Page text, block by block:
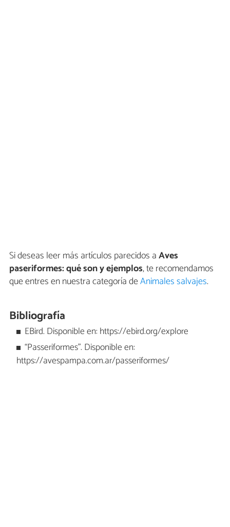
Si deseas leer más artículos parecidos aAves
paseriformes: qué son y ejemplos, te recomendamos
que entres en nuestra categoría deAnimales salvajes.
Bibliografía
EBird. Disponible en: https://ebird.org/explore
“Passeriformes”. Disponible en:
https://avespampa.com.ar/passeriformes/